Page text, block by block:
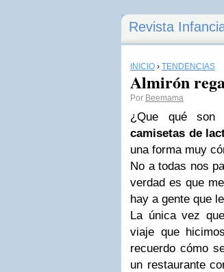
Revista
INICIO › TENDENCIAS
Almirón
Por Beemama
¿Que qué
camisetas de
una forma muy
No a todas nos
verdad es que
hay a gente que
La única vez
viaje que
recuerdo cómo
un restaurante